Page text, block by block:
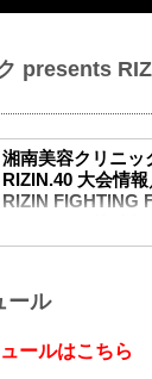
presents
湘南美容クリニ
RIZIN.40 大会情
RIZIN FIGHTING
容クリニック
大会概要
ール
ールはこちら